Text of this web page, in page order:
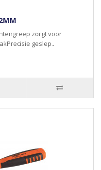
zorgt voor
geslep..